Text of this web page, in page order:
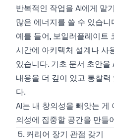
반복적인 작업을 AI에게 맡
많은 에너지를 쓸 수 있습니
예를 들어, 보일러플레이트
시간에 아키텍처 설계나 사
있습니다. 기초 문서 초안을
내용을 더 깊이 있고 통찰
다.
AI는 내 창의성을 빼앗는 게
의성에 집중할 공간을 만들
5. 커리어 장기 관점 갖기